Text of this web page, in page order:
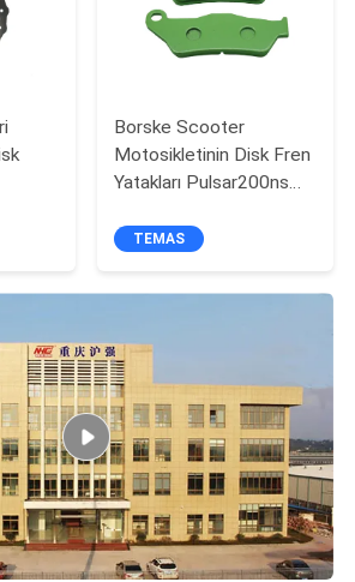
Borske Scooter
Motosikletinin Disk Fren
Yatakları Pulsar200ns
Kalite
TEMAS